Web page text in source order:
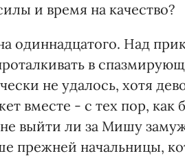
и время на качество?
одиннадцатого. Над
в
не удалось, хотя
вместе - с тех пор,
выйти ли за Мишу
прежней начальницы,